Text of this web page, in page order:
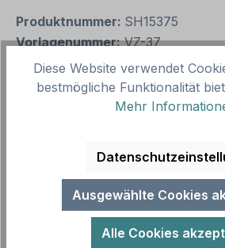
Produktnummer: SH15375
Vorlagenummer: VZ-37
Beschreibung
Merkmale des Verkehrssc…
Diese Website verwendet
bestmögliche Funktionalität
Mehr
Ausgewählte Cookies
Alle Cookies